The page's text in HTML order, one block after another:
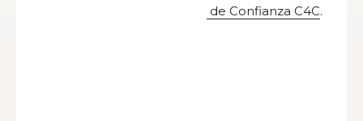
de Confianza C4C.